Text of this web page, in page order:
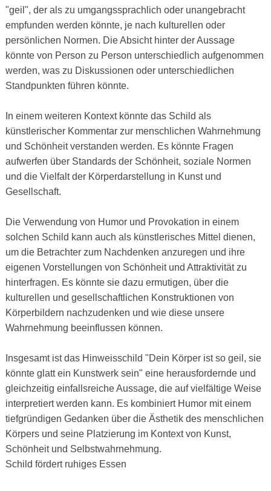
"geil", der als zu umgangssprachlich oder unangebracht
empfunden werden könnte, je nach kulturellen oder
persönlichen Normen. Die Absicht hinter der Aussage
könnte von Person zu Person unterschiedlich aufgenommen
werden, was zu Diskussionen oder unterschiedlichen
Standpunkten führen könnte.
In einem weiteren Kontext könnte das Schild als
künstlerischer Kommentar zur menschlichen Wahrnehmung
und Schönheit verstanden werden. Es könnte Fragen
aufwerfen über Standards der Schönheit, soziale Normen
und die Vielfalt der Körperdarstellung in Kunst und
Gesellschaft.
Die Verwendung von Humor und Provokation in einem
solchen Schild kann auch als künstlerisches Mittel dienen,
um die Betrachter zum Nachdenken anzuregen und ihre
eigenen Vorstellungen von Schönheit und Attraktivität zu
hinterfragen. Es könnte sie dazu ermutigen, über die
kulturellen und gesellschaftlichen Konstruktionen von
Körperbildern nachzudenken und wie diese unsere
Wahrnehmung beeinflussen können.
Insgesamt ist das Hinweisschild "Dein Körper ist so geil, sie
könnte glatt ein Kunstwerk sein" eine herausfordernde und
gleichzeitig einfallsreiche Aussage, die auf vielfältige Weise
interpretiert werden kann. Es kombiniert Humor mit einem
tiefgründigen Gedanken über die Ästhetik des menschlichen
Körpers und seine Platzierung im Kontext von Kunst,
Schönheit und Selbstwahrnehmung.
Schild fördert ruhiges Essen